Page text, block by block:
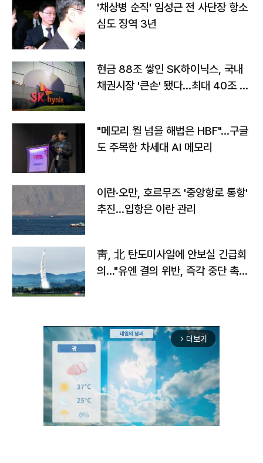
'채상병 순직' 임성근 전 사단장 항소
심도 징역 3년
현금 88조 쌓인 SK하이닉스, 국내
채권시장 '큰손' 됐다…최대 40조 투
"메모리 월 넘을 해법은 HBF"…구글
도 주목한 차세대 AI 메모리
이란·오만, 호르무즈 '중앙항로 통항'
추진…입항은 이란 관리
靑, 北 탄도미사일에 안보실 긴급회
의…"유엔 결의 위반, 즉각 중단 촉
arrow_forward_ios 더보기